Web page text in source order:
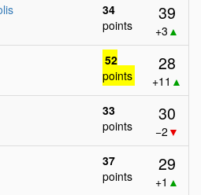
34
points
39
+3 ▲
52
points
28
+11 ▲
33
points
30
−2 ▼
37
points
29
+1 ▲